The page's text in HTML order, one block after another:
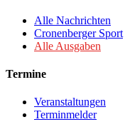
Alle Nachrichten
Cronenberger Sport
Alle Ausgaben
Termine
Veranstaltungen
Terminmelder